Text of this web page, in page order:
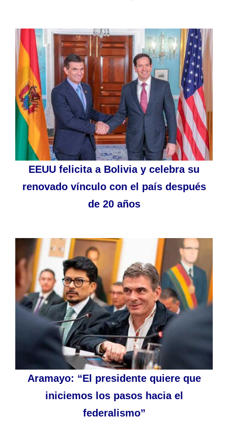
EEUU felicita a Bolivia y celebra su
renovado vínculo con el país después
de 20 años
Aramayo: “El presidente quiere que
iniciemos los pasos hacia el
federalismo”